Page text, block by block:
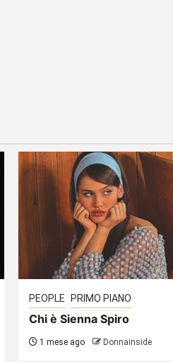
PEOPLE PRIMO PIANO
Chi è Sienna Spiro
1 mese ago Donnainside